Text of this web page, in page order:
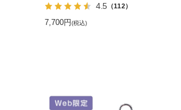
4.5 （112）
7,700円(税込)